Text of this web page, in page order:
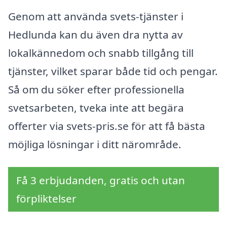
Genom att använda svets-tjänster i
Hedlunda kan du även dra nytta av
lokalkännedom och snabb tillgång till
tjänster, vilket sparar både tid och pengar.
Så om du söker efter professionella
svetsarbeten, tveka inte att begära
offerter via svets-pris.se för att få bästa
möjliga lösningar i ditt närområde.
Få 3 erbjudanden, gratis och utan
förpliktelser